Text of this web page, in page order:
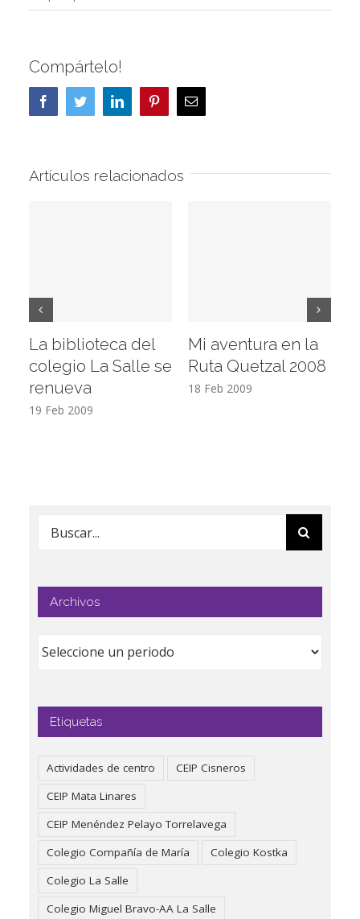
Compártelo!
FacebookTwitterLinkedInPinterestCorreo
electrónico
Artículos relacionados
La biblioteca del
colegio La Salle se
renueva
19 Feb 2009
Mi aventura en la
Ruta Quetzal 2008
18 Feb 2009
Buscar:
Archivos
Etiquetas
Actividades de centro
CEIP Cisneros
CEIP Mata Linares
CEIP Menéndez Pelayo Torrelavega
Colegio Compañía de María
Colegio Kostka
Colegio La Salle
Colegio Miguel Bravo-AA La Salle